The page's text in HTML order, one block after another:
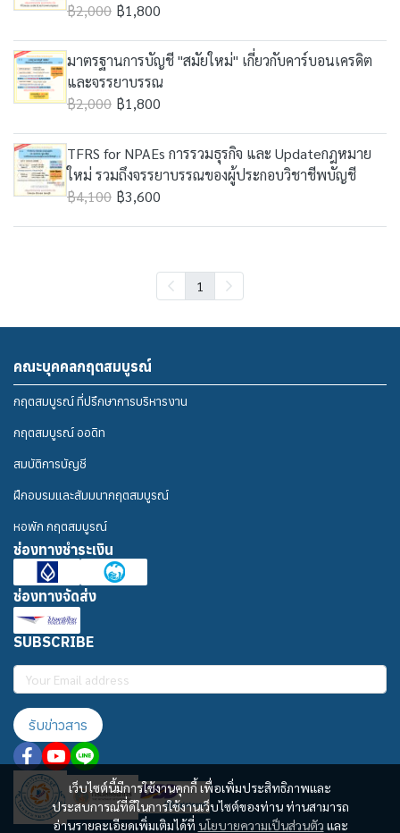
฿2,000 ฿1,800
มาตรฐานการบัญชี "สมัยใหม่" เกี่ยวกับคาร์บอนเครดิต
และจรรยาบรรณ
฿2,000 ฿1,800
TFRS for NPAEs การรวมธุรกิจ และ Updateกฎหมาย
ใหม่ รวมถึงจรรยาบรรณของผู้ประกอบวิชาชีพบัญชี
฿4,100 ฿3,600
1
เว็บไซต์นี้มีการใช้งานคุกกี้ เพื่อเพิ่มประสิทธิภาพและ
ประสบการณ์ที่ดีในการใช้งานเว็บไซต์ของท่าน ท่านสามารถ
อ่านรายละเอียดเพิ่มเติมได้ที่ นโยบายความเป็นส่วนตัว และ
คณะบุคคลกฤตสมบูรณ์
กฤตสมบูรณ์ ที่ปรึกษาการบริหารงาน
กฤตสมบูรณ์ ออดิท
สมบัติการบัญชี
ฝึกอบรมและสัมมนากฤตสมบูรณ์
หอพัก กฤตสมบูรณ์
ช่องทางชำระเงิน
ช่องทางจัดส่ง
SUBSCRIBE
รับข่าวสาร